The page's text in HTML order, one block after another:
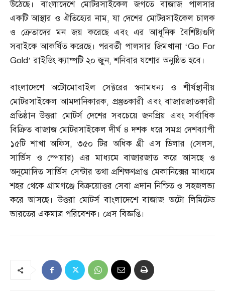
উঠেছে। বাংলাদেশে মোটরসাইকেল জগতে বাজাজ পালসার
একটি আস্থার ও ঐতিহ্যের নাম,যা দেশের মোটরসাইকেল চালক
ও ক্রেতাদের মন জয় করেছে এবং এর আধূনিক বৈশিষ্ট্যগুলি
সবাইকে আকর্ষিত করেছে। পরবর্তী পালসার জিমখানা ‘Go For
Gold’ রাইডিং ক্যাম্পটি ২০ জুন,শনিবার যশোর অনুষ্ঠিত হবে।
বাংলাদেশে অটোমোবাইল সেক্টরের স্বনামধন্য ও শীর্ষস্থানীয়
মোটরসাইকেল আমদানিকারক, প্রস্তুতকারী এবং বাজারজাতকারী
প্রতিষ্ঠান উত্তরা মোটর্স দেশের সবচেয়ে জনপ্রিয় এবং সর্বাধিক
বিক্রিত বাজাজ মোটরসাইকেল দীর্ঘ ৪ দশক ধরে সমগ্র দেশব্যাপী
১৫টি শাখা অফিস, ৩৫০ টির অধিক থ্রী এস ডিলার (সেলস,
সার্ভিস ও স্পেয়ার) এর মাধ্যমে বাজারজাত করে আসছে ও
অনুমোদিত সার্ভিস সেন্টার তথা প্রশিক্ষণপ্রাপ্ত মেকানিক্সের মাধ্যমে
শহর থেকে গ্রামগঞ্জে বিক্রয়োত্তর সেবা প্রদান নিশ্চিত ও সহজলভ্য
করে আসছে। উত্তরা মোটর্স বাংলাদেশে বাজাজ অটো লিমিটেড
ভারতের একমাত্র পরিবেশক। প্রেস বিজ্ঞপ্তি।